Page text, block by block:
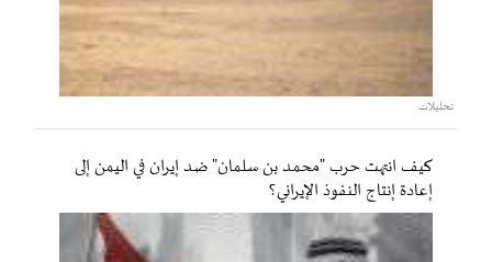
تحليلات
كيف انتهت حرب "محمد بن سلمان" ضد إيران في اليمن إلى
إعادة إنتاج النفوذ الإيراني؟